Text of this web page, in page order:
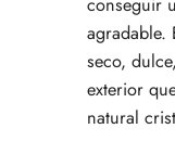
agradable.
seco,
exterior
natural